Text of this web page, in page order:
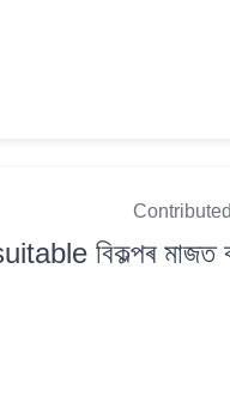
বিকল্পৰ মাজত